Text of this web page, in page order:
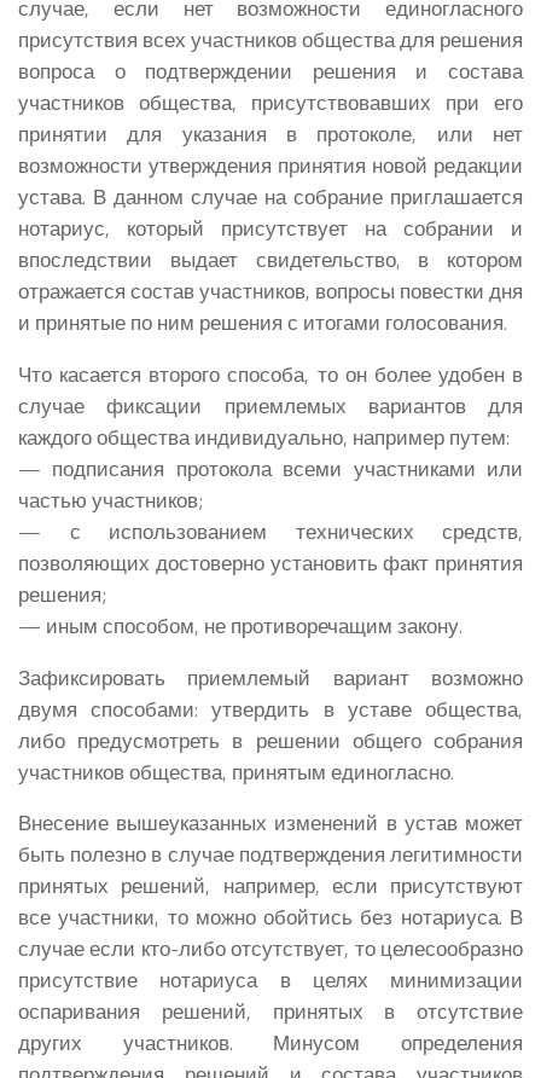
случае, если нет возможности единогласного
присутствия всех участников общества для решения
вопроса о подтверждении решения и состава
участников общества, присутствовавших при его
принятии для указания в протоколе, или нет
возможности утверждения принятия новой редакции
устава. В данном случае на собрание приглашается
нотариус, который присутствует на собрании и
впоследствии выдает свидетельство, в котором
отражается состав участников, вопросы повестки дня
и принятые по ним решения с итогами голосования.
Что касается второго способа, то он более удобен в
случае фиксации приемлемых вариантов для
каждого общества индивидуально, например путем:
— подписания протокола всеми участниками или
частью участников;
— с использованием технических средств,
позволяющих достоверно установить факт принятия
решения;
— иным способом, не противоречащим закону.
Зафиксировать приемлемый вариант возможно
двумя способами: утвердить в уставе общества,
либо предусмотреть в решении общего собрания
участников общества, принятым единогласно.
Внесение вышеуказанных изменений в устав может
быть полезно в случае подтверждения легитимности
принятых решений, например, если присутствуют
все участники, то можно обойтись без нотариуса. В
случае если кто-либо отсутствует, то целесообразно
присутствие нотариуса в целях минимизации
оспаривания решений, принятых в отсутствие
других участников. Минусом определения